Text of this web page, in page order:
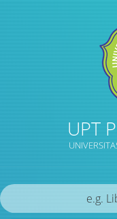
UPT